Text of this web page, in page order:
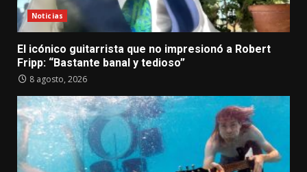
Noticias
El icónico guitarrista que no impresionó a Robert
Fripp: “Bastante banal y tedioso”
8 agosto, 2026